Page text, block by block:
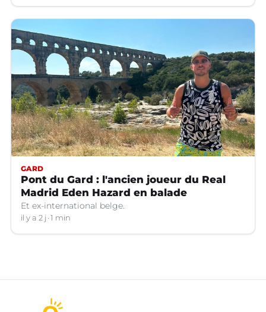
GARD
Pont du Gard : l'ancien joueur du Real
Madrid Eden Hazard en balade
Et ex-international belge.
il y a 2 j 1 min